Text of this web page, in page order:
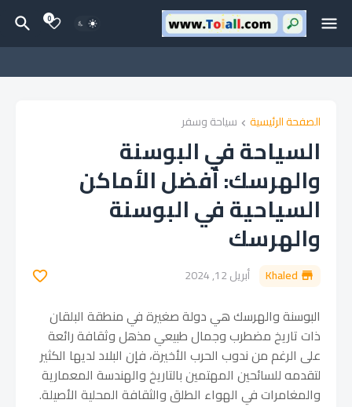
0
الصفحة الرئيسية سياحة وسفر
السياحة في البوسنة
والهرسك: أفضل الأماكن
السياحية في البوسنة
والهرسك
Khaled أبريل 12, 2024
البوسنة والهرسك هي دولة صغيرة في منطقة البلقان
ذات تاريخ مضطرب وجمال طبيعي مذهل وثقافة رائعة
على الرغم من ندوب الحرب الأخيرة، فإن البلاد لديها الكثير
لتقدمه للسائحين المهتمين بالتاريخ والهندسة المعمارية
والمغامرات في الهواء الطلق والثقافة المحلية الأصيلة.